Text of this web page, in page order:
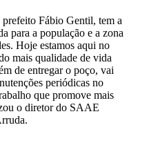
Fábio Gentil, tem a
para a população e a zona
Hoje estamos aqui no
mais qualidade de vida
de entregar o poço, vai
periódicas no
que promove mais
o diretor do SAAE